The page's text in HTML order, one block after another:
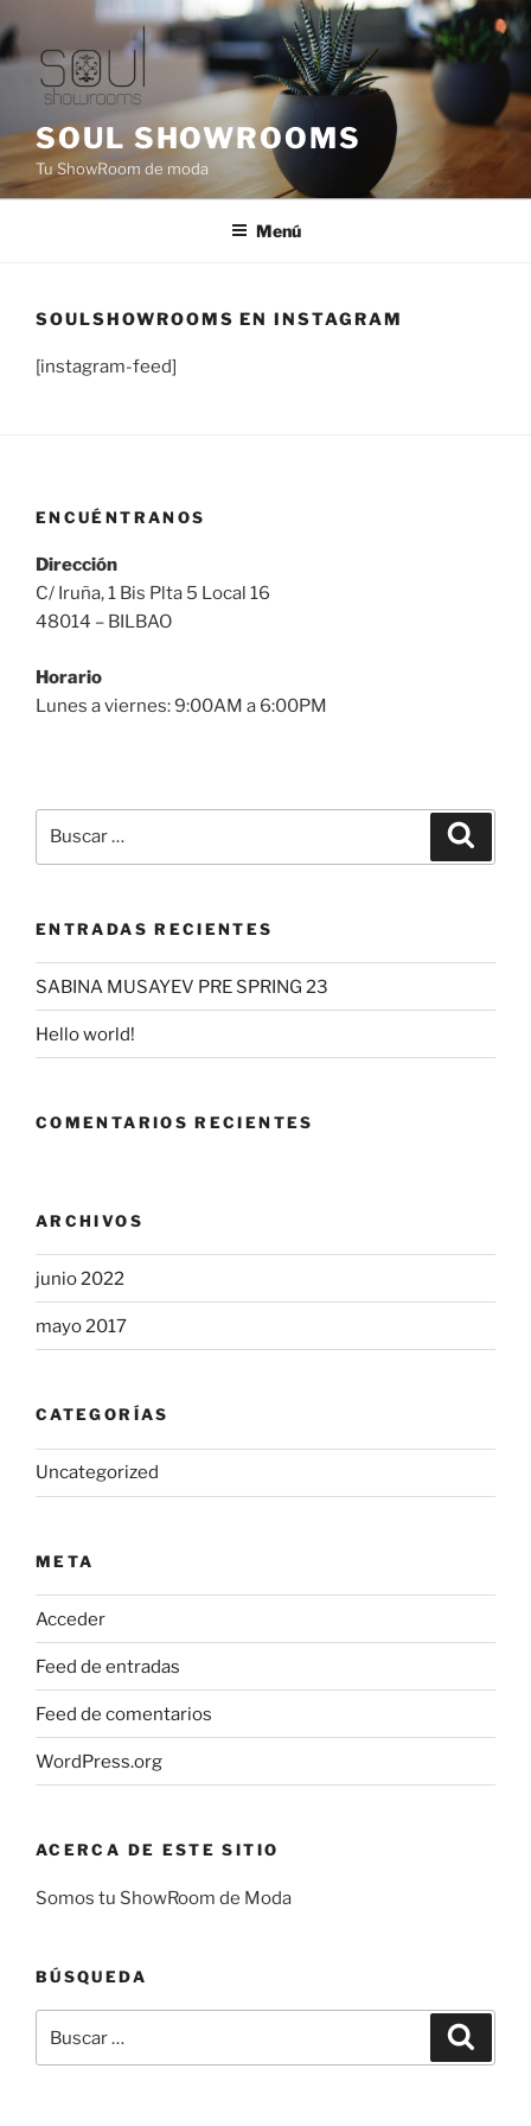
al
contenido
SOUL SHOWROOMS
Tu ShowRoom de moda
Menú
SOULSHOWROOMS EN INSTAGRAM
[instagram-feed]
ENCUÉNTRANOS
Dirección
C/ Iruña, 1 Bis Plta 5 Local 16
48014 – BILBAO
Horario
Lunes a viernes: 9:00AM a 6:00PM
por:
ENTRADAS RECIENTES
SABINA MUSAYEV PRE SPRING 23
Hello world!
COMENTARIOS RECIENTES
ARCHIVOS
junio 2022
mayo 2017
CATEGORÍAS
Uncategorized
META
Acceder
Feed de entradas
Feed de comentarios
WordPress.org
ACERCA DE ESTE SITIO
Somos tu ShowRoom de Moda
BÚSQUEDA
por: